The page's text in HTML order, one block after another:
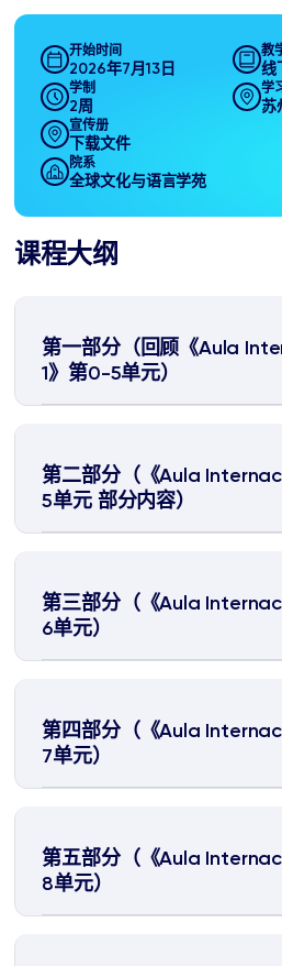
开始时间
2026年7月13日
教
线
学制
2周
学
苏
宣传册
下载文件
院系
全球文化与语言学苑
课程大纲
第一部分（回顾《Aula
1》第0-5单元）
第二部分（《Aula
5单元 部分内容）
第三部分（《Aula
6单元）
第四部分（《Aula
7单元）
第五部分（《Aula
8单元）